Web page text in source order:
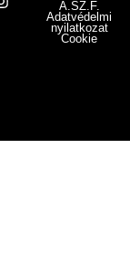
Á.SZ.F.
Adatvédelmi
nyilatkozat
Cookie